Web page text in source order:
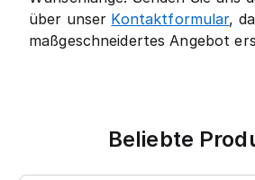
über unser Kontaktformular,
maßgeschneidertes Angebot
Beliebte